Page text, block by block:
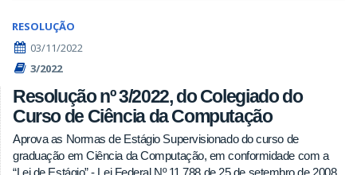
RESOLUÇÃO
03/11/2022
3/2022
Resolução nº 3/2022, do Colegiado do
Curso de Ciência da Computação
Aprova as Normas de Estágio Supervisionado do curso de
graduação em Ciência da Computação, em conformidade com a
“Lei de Estágio” - Lei Federal Nº 11.788 de 25 de setembro de 2008